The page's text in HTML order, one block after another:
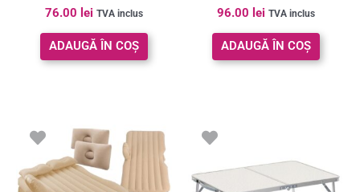
76.00 lei TVA inclus
ADAUGĂ ÎN COȘ
96.00 lei TVA inclus
ADAUGĂ ÎN COȘ
inițial
a
fost:
169.00 lei.
curent
este:
137.00 lei.